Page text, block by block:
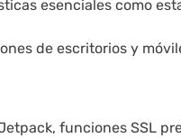
esenciales como
de escritorios y
funciones SSL